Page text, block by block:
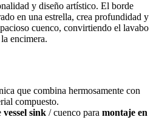
y diseño artístico. El borde
en una estrella, crea profundidad y
cuenco, convirtiendo el lavabo
encimera.
que combina hermosamente con
compuesto.
vessel sink / cuenco para montaje en